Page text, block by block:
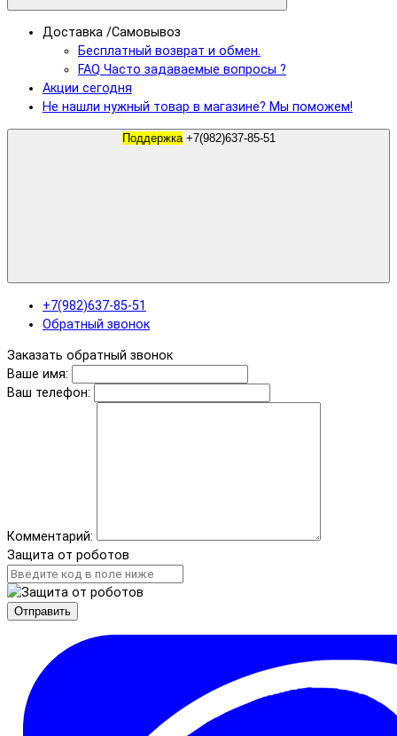
Доставка /Самовывоз
Бесплатный возврат и обмен.
FAQ Часто задаваемые вопросы ?
Акции сегодня
Не нашли нужный товар в магазине? Мы поможем!
Поддержка +7(982)637-85-51
+7(982)637-85-51
Обратный звонок
Заказать обратный звонок
Ваше имя:
Ваш телефон:
Комментарий:
Защита от роботов
Отправить